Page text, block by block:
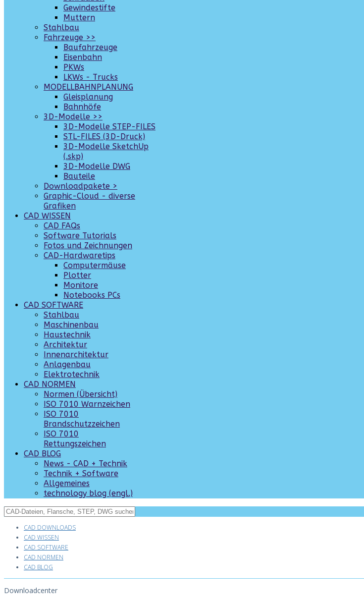
Gewindestifte
Muttern
Stahlbau
Fahrzeuge >>
Baufahrzeuge
Eisenbahn
PKWs
LKWs - Trucks
MODELLBAHNPLANUNG
Gleisplanung
Bahnhöfe
3D-Modelle >>
3D-Modelle STEP-FILES
STL-FILES (3D-Druck)
3D-Modelle SketchUp
(.skp)
3D-Modelle DWG
Bauteile
Downloadpakete >
Graphic-Cloud - diverse
Grafiken
CAD WISSEN
CAD FAQs
Software Tutorials
Fotos und Zeichnungen
CAD-Hardwaretips
Computermäuse
Plotter
Monitore
Notebooks PCs
CAD SOFTWARE
Stahlbau
Maschinenbau
Haustechnik
Architektur
Innenarchitektur
Anlagenbau
Elektrotechnik
CAD NORMEN
Normen (Übersicht)
ISO 7010 Warnzeichen
ISO 7010
Brandschutzzeichen
ISO 7010
Rettungszeichen
CAD BLOG
News - CAD + Technik
Technik + Software
Allgemeines
technology blog (engl.)
CAD DOWNLOADS
CAD WISSEN
CAD SOFTWARE
CAD NORMEN
CAD BLOG
Downloadcenter